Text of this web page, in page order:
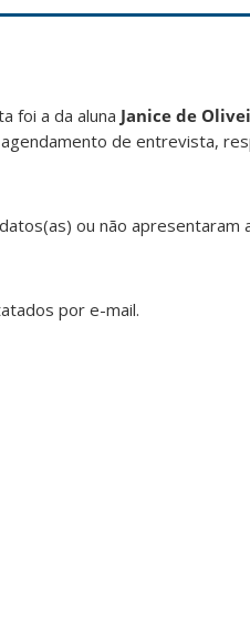
foi a da aluna Janice de
de entrevista,
ou não apresentaram
por e-mail.